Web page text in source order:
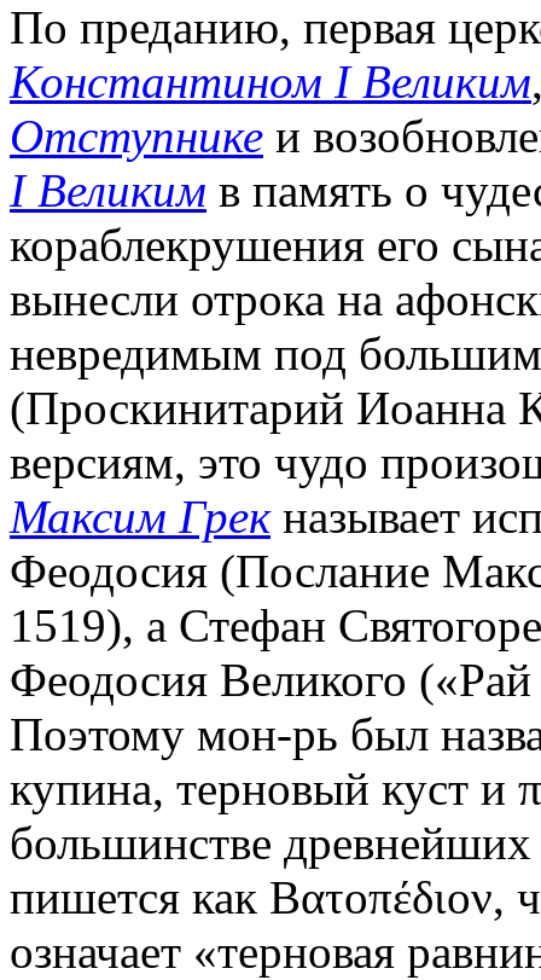
По преданию, первая
Константином I Великим
Отступнике и
I Великим в память о
кораблекрушения его
вынесли отрока на
невредимым под
(Проскинитарий Иоанна
версиям, это чудо
Максим Грекназывает
Феодосия (Послание
1519), а Стефан
Феодосия Великого
Поэтому мон-рь был
купина, терновый куст и
большинстве
пишется как Βατοπέδιον,
означает «терновая